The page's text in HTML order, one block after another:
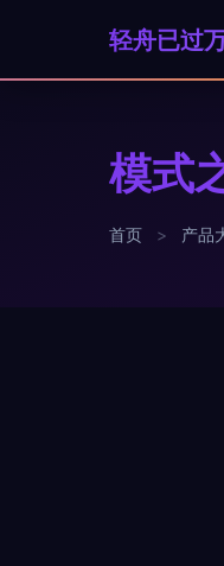
模式
首页 > 产品